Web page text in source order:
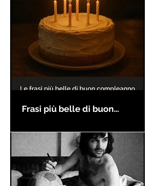
Frasi più belle di buon